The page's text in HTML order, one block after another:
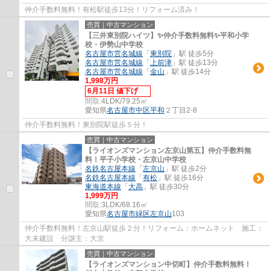
仲介手数料無料！有松駅徒歩13分！リフォーム済み！
売買｜中古マンション
【三井東別院ハイツ】✨️仲介手数料無料✨️平和小学
校・伊勢山中学校
名古屋市営名城線 「 東別院 」駅 徒歩5分
名古屋市営名城線 「 上前津 」駅 徒歩13分
名古屋市営名城線 「 金山 」駅 徒歩14分
1,998万円
6月11日 値下げ
間取:4LDK/79.25㎡
愛知県名古屋市中区平和 ２丁目2-8
仲介手数料無料！東別院駅徒歩５分！
売買｜中古マンション
【ライオンズマンション左京山第五】仲介手数料無
料！平子小学校・左京山中学校
名鉄名古屋本線 「 左京山 」駅 徒歩2分
名鉄名古屋本線 「 有松 」駅 徒歩16分
東海道本線 「 大高 」駅 徒歩30分
1,999万円
間取:3LDK/68.16㎡
愛知県名古屋市緑区左京山103
仲介手数料無料！左京山駅徒歩２分！リフォーム：ホームネット 施工：
大末建設 分譲主：大京
売買｜中古マンション
【ライオンズマンション中切町】仲介手数料無料！